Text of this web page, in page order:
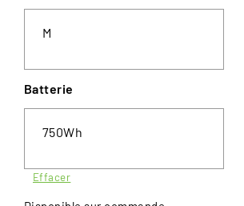
5599,00 €.
M
Batterie
750Wh
Effacer